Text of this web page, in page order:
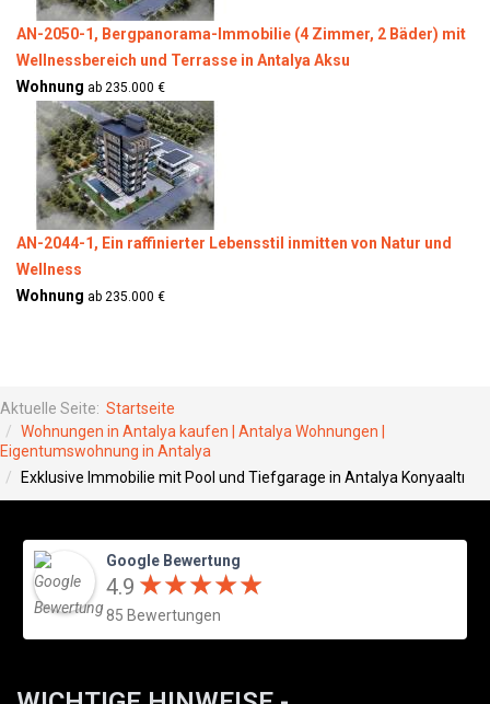
AN-2050-1, Bergpanorama-Immobilie (4 Zimmer, 2 Bäder) mit
Wellnessbereich und Terrasse in Antalya Aksu
Wohnung ab 235.000 €
AN-2044-1, Ein raffinierter Lebensstil inmitten von Natur und
Wellness
Wohnung ab 235.000 €
Aktuelle Seite: Startseite
Wohnungen in Antalya kaufen | Antalya Wohnungen |
Eigentumswohnung in Antalya
Exklusive Immobilie mit Pool und Tiefgarage in Antalya Konyaaltı
Google Bewertung
4.9 ★★★★★
★★★★★
85 Bewertungen